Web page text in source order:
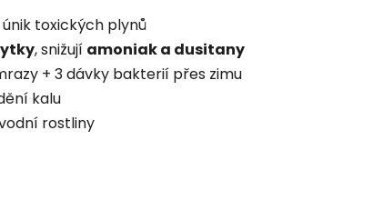
toxických plynů
, snižují amoniak a dusitany
+ 3 dávky bakterií přes zimu
kalu
rostliny